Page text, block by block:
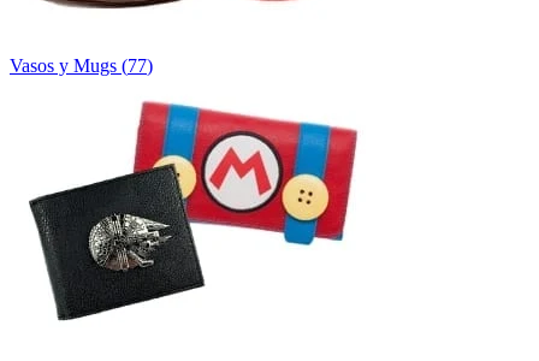
Vasos y Mugs (77)